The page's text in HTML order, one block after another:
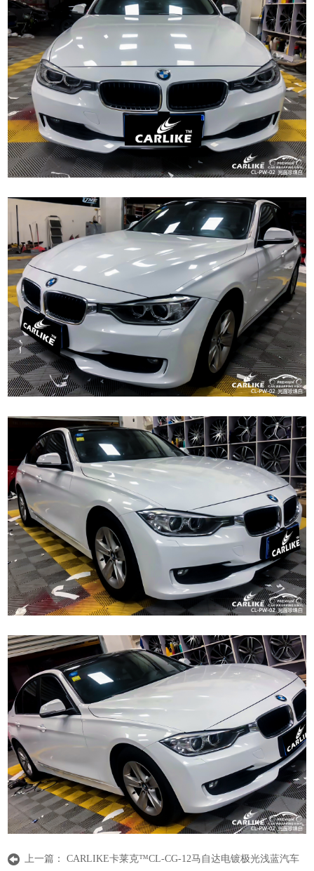
上一篇：CARLIKE卡莱克™CL-CG-12马自达电镀极光浅蓝汽车